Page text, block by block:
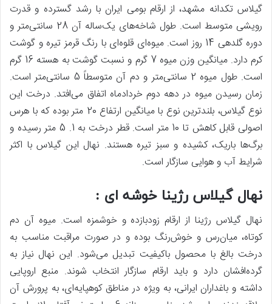
گیلاس تکدانه مشهد، از ارقام بومی ایران با رشد گسترده و قدرت
رویشی متوسط است. طول شاخه‌های یک‌ساله آن 28 سانتی‌متر و
دوره گلدهی 14 روز است. میوه‌ای قلوه‌ای با رنگ قرمز تیره و گوشت
کرم دارد. میانگین وزن میوه 7 گرم و نسبت گوشت به هسته 16 گرم
است. طول میوه 2 سانتی‌متر و دم آن متوسطاً 5 سانتی‌متر است.
زمان رسیدن میوه در دهه دوم خردادماه اتفاق می‌افتد. درخت این
نوع گیلاس، بلندترین نوع با میانگین ارتفاع 20 متر بوده که با هرس
اصولی قابل کاهش تا 10 متر است. قطر درخت به 1. 5 متر رسیده و
برگ‌ها باریک، کشیده و سبز تیره هستند. نهال این گیلاس با اکثر
شرایط آب و هوایی سازگار است.
نهال گیلاس رژینا خوشه ای :
نهال گیلاس رژینا از ارقام زودبازده و خوشمزه است. میوه آن دم
کوتاه، میان‌رس و خوش‌رنگ بوده و در صورت مراقبت مناسب به
درخت بالغ با محصول باکیفیت تبدیل می‌شود. این نهال نیاز به
گرده‌افشان دارد و باید ارقام سازگار انتخاب شوند. منبع اروپایی
داشته و باغداران ایرانی، به ویژه در مناطق کوهپایه‌ای، به پرورش آن